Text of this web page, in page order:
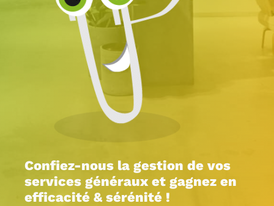
Confiez-nous la gestion de vos
services généraux et gagnez en
efficacité & sérénité !